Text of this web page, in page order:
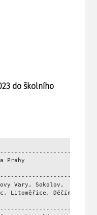
do školního
I
Prahy                    I
I
I
Vary, Sokolov,         I
Litoměřice, Děčín,      I
I
I